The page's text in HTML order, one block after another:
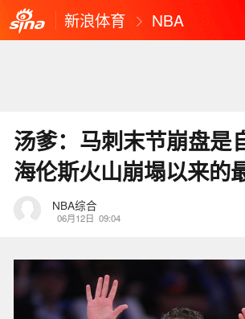
新浪体育 NBA
汤爹：马刺末节崩盘是
海伦斯火山崩塌以来的
NBA综合
06月12日 09:04